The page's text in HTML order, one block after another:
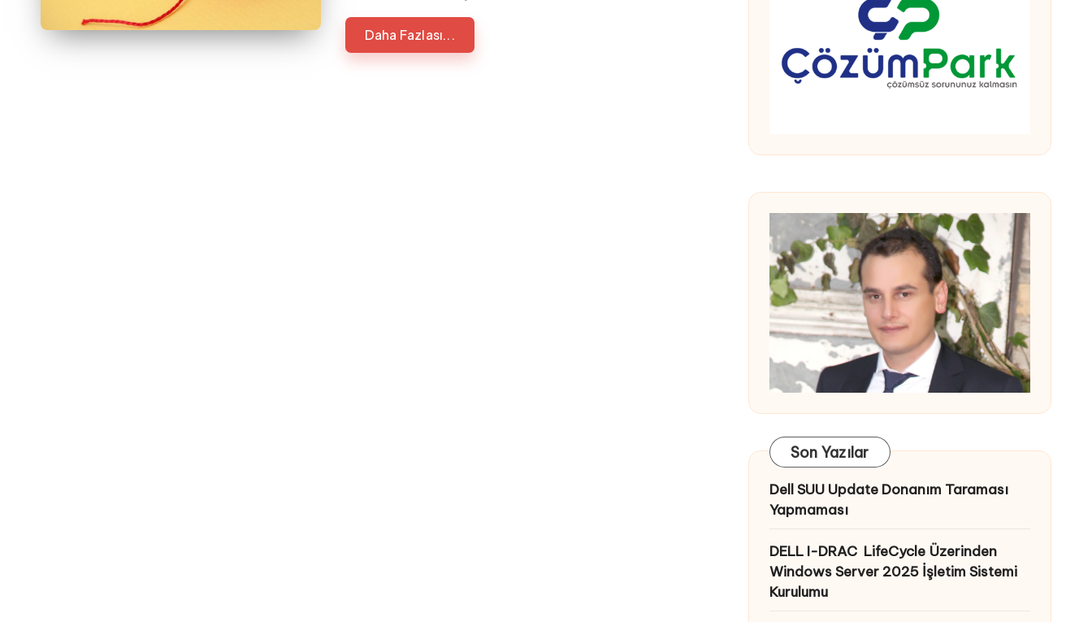
Daha Fazlası...
Son Yazılar
Dell SUU Update Donanım Taraması
Yapmaması
DELL I-DRAC LifeCycle Üzerinden
Windows Server 2025 İşletim Sistemi
Kurulumu